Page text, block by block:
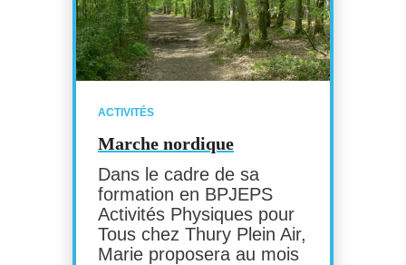
ACTIVITÉS
Marche nordique
Dans le cadre de sa
formation en BPJEPS
Activités Physiques pour
Tous chez Thury Plein Air,
Marie proposera au mois